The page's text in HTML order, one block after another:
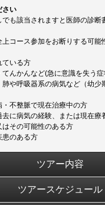
さい
も該当されますと医師の診断
上コース参加をお断りする可能
ている方
てんかんなど(急に意識を失う
肺や呼吸器系の病気など（幼
・不整脈で現在治療中の方
去に病気の経験、または現在療
はその可能性のある方
患のある方
ツアー内容
ツアースケジュール